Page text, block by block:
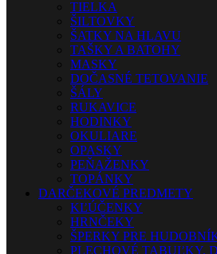
TIELKA
ŠILTOVKY
ŠATKY NA HLAVU
TAŠKY A BATOHY
MASKY
DOČASNÉ TETOVANIE
ŠÁLY
RUKAVICE
HODINKY
OKULIARE
OPASKY
PEŇAŽENKY
TOPÁNKY
DARČEKOVÉ PREDMETY
KĽÚČENKY
HRNČEKY
ŠPERKY PRE
PLECHOVÉ TABUĽKY,